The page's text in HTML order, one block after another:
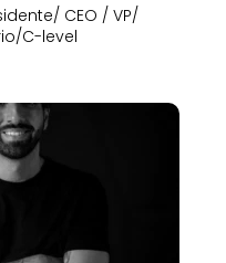
CEO / VP/
C-level